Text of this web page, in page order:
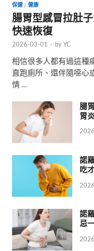
保健 / 健康
腸胃型感冒拉肚
快速恢復
2026-03-01 - byYC
相信很多人都有過這
直跑廁所、還伴隨噁心
情 …
腸
胃
諾
吃
諾
忌